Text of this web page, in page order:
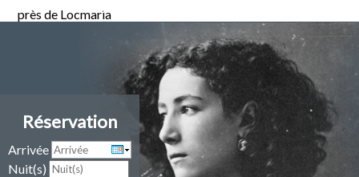
Réservation
Arrivée
Nuit(s)
Tarifs
près de Locmaria